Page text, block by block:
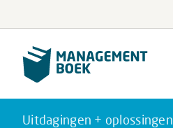
Uitdagingen + oplossingen